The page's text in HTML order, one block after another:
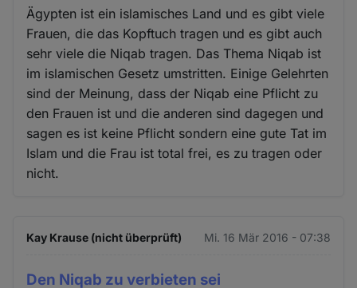
Ägypten ist ein islamisches Land und es gibt viele
Frauen, die das Kopftuch tragen und es gibt auch
sehr viele die Niqab tragen. Das Thema Niqab ist
im islamischen Gesetz umstritten. Einige Gelehrten
sind der Meinung, dass der Niqab eine Pflicht zu
den Frauen ist und die anderen sind dagegen und
sagen es ist keine Pflicht sondern eine gute Tat im
Islam und die Frau ist total frei, es zu tragen oder
nicht.
Kay Krause (nicht überprüft) Mi. 16 Mär 2016 - 07:38
Den Niqab zu verbieten sei